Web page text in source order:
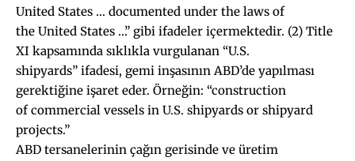
United States … documented under the laws of
the United States …” gibi ifadeler içermektedir. (2) Title
XI kapsamında sıklıkla vurgulanan “U.S.
shipyards” ifadesi, gemi inşasının ABD’de yapılması
gerektiğine işaret eder. Örneğin: “construction
of commercial vessels in U.S. shipyards or shipyard
projects.”
ABD tersanelerinin çağın gerisinde ve üretim